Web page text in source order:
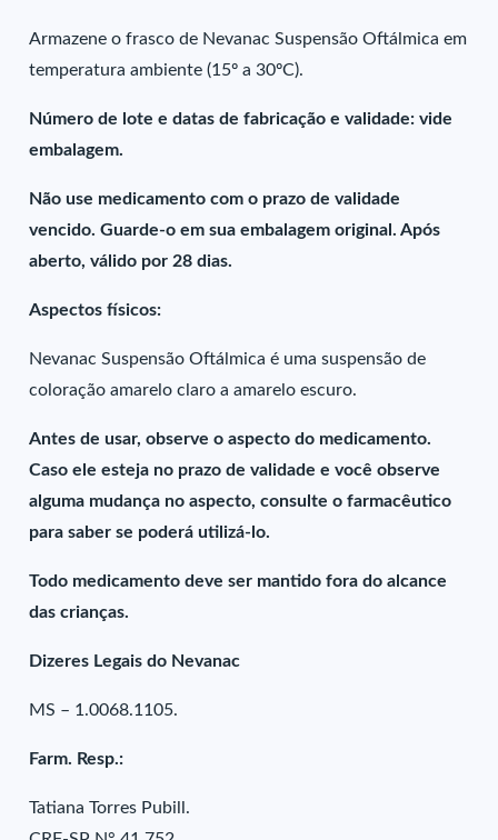
Armazene o frasco de Nevanac Suspensão Oftálmica em
temperatura ambiente (15º a 30ºC).
Número de lote e datas de fabricação e validade: vide
embalagem.
Não use medicamento com o prazo de validade
vencido. Guarde-o em sua embalagem original. Após
aberto, válido por 28 dias.
Aspectos físicos:
Nevanac Suspensão Oftálmica é uma suspensão de
coloração amarelo claro a amarelo escuro.
Antes de usar, observe o aspecto do medicamento.
Caso ele esteja no prazo de validade e você observe
alguma mudança no aspecto, consulte o farmacêutico
para saber se poderá utilizá-lo.
Todo medicamento deve ser mantido fora do alcance
das crianças.
Dizeres Legais do Nevanac
MS – 1.0068.1105.
Farm. Resp.:
Tatiana Torres Pubill.